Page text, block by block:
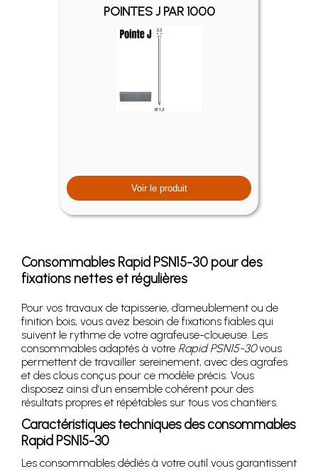
POINTES J PAR 1000
Voir le produit
Consommables Rapid PSN15-30 pour des
fixations nettes et régulières
Pour vos travaux de tapisserie, d’ameublement ou de
finition bois, vous avez besoin de fixations fiables qui
suivent le rythme de votre agrafeuse-cloueuse. Les
consommables adaptés à votre Rapid PSN15-30vous
permettent de travailler sereinement, avec des agrafes
et des clous conçus pour ce modèle précis. Vous
disposez ainsi d’un ensemble cohérent pour des
résultats propres et répétables sur tous vos chantiers.
Caractéristiques techniques des consommables
Rapid PSN15-30
Les consommables dédiés à votre outil vous garantissent